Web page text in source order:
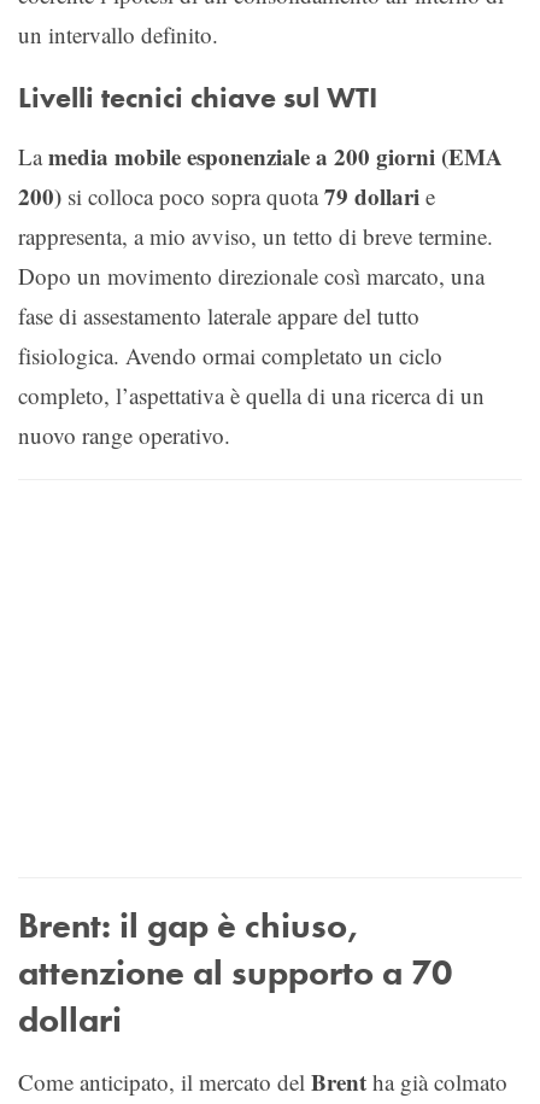
un intervallo definito.
Livelli tecnici chiave sul WTI
Lamedia mobile esponenziale a 200 giorni (EMA
200) si colloca poco sopra quota79 dollari e
rappresenta, a mio avviso, un tetto di breve termine.
Dopo un movimento direzionale così marcato, una
fase di assestamento laterale appare del tutto
fisiologica. Avendo ormai completato un ciclo
completo, l’aspettativa è quella di una ricerca di un
nuovo range operativo.
Brent: il gap è chiuso,
attenzione al supporto a 70
dollari
Come anticipato, il mercato del Brent ha già colmato